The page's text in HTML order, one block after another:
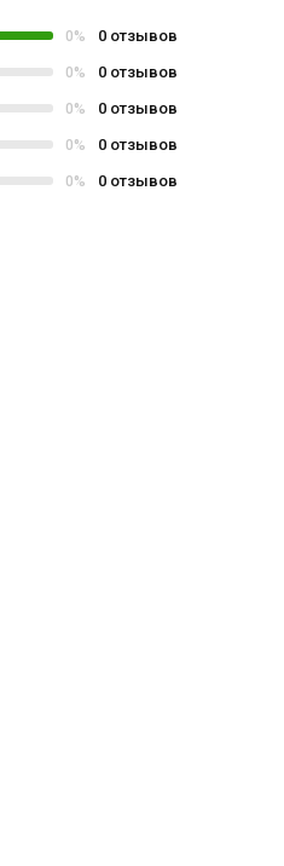
0% 0 отзывов
0% 0 отзывов
0% 0 отзывов
0% 0 отзывов
0% 0 отзывов